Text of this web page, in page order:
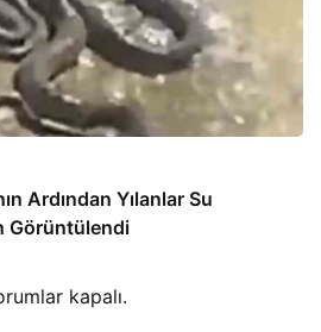
Ardından Yılanlar Su
Görüntülendi
kapalı.